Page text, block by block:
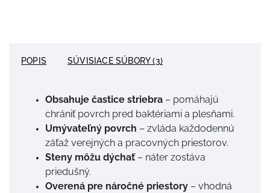
POPIS SÚVISIACE SÚBORY (3)
Obsahuje častice striebra – pomáhajú
chrániť povrch pred baktériami a plesňami.
Umývateľný povrch – zvláda každodennú
záťaž verejných a pracovných priestorov.
Steny môžu dýchať– náter zostáva
priedušný.
Overená pre náročné priestory – vhodná